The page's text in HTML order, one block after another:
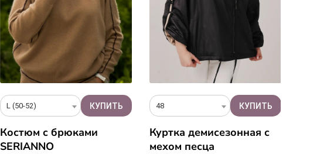
L (50-52)
Костюм с брюками
SERIANNO
48
Куртка демисезонная с
мехом песца